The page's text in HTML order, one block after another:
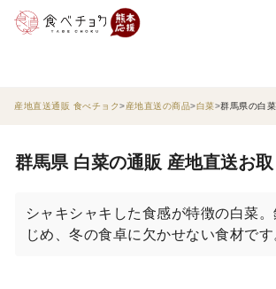
産地直送通販 食べチョク 産地直送の商品 白菜 群馬県の白
群馬県 白菜の通販 産地直送お
シャキシャキした食感が特徴の白菜
じめ、冬の食卓に欠かせない食材です